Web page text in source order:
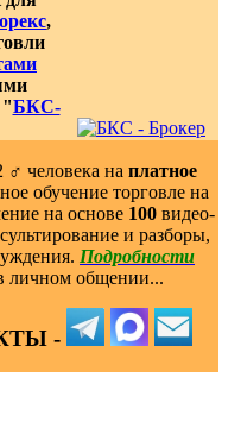
,
"БКС-
‍♂️ человека на платное
обучение торговле на
на основе 100видео-
и разборы,
Подробности
личном общении...
-